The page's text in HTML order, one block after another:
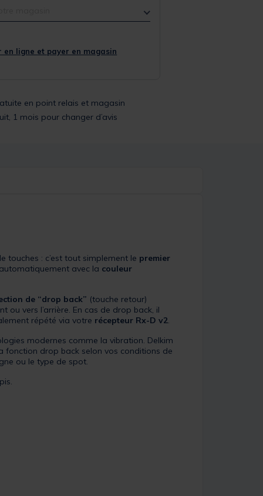
en ligne et payer en magasin
en point relais et magasin
1 mois pour changer d’avis
: c’est tout simplement le premier
avec la couleur
de “drop back” (touche retour)
ou vers l’arrière. En cas de drop back, il
répété via votre récepteur Rx-D v2.
modernes comme la vibration. Delkim
fonction drop back selon vos conditions de
ou le type de spot.